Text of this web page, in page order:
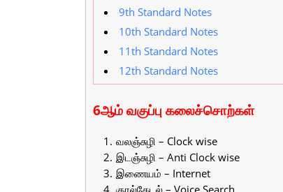
9th Standard Notes
10th Standard Notes
11th Standard Notes
12th Standard Notes
6ஆம் வகுப்பு கலைச்சொற்கள்
வலஞ்சுழி – Clock wise
இடஞ்சுழி – Anti Clock wise
இணையம் – Internet
குரல்தேடல் – Voice Search